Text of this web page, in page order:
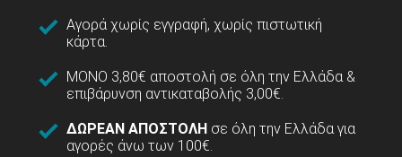
Αγορά χωρίς εγγραφή, χωρίς πιστωτική
κάρτα.
ΜΟΝΟ 3,80€ αποστολή σε όλη την Ελλάδα &
επιβάρυνση αντικαταβολής 3,00€.
ΔΩΡΕΑΝ ΑΠΟΣΤΟΛΗ σε όλη την Ελλάδα για
αγορές άνω των 100€.